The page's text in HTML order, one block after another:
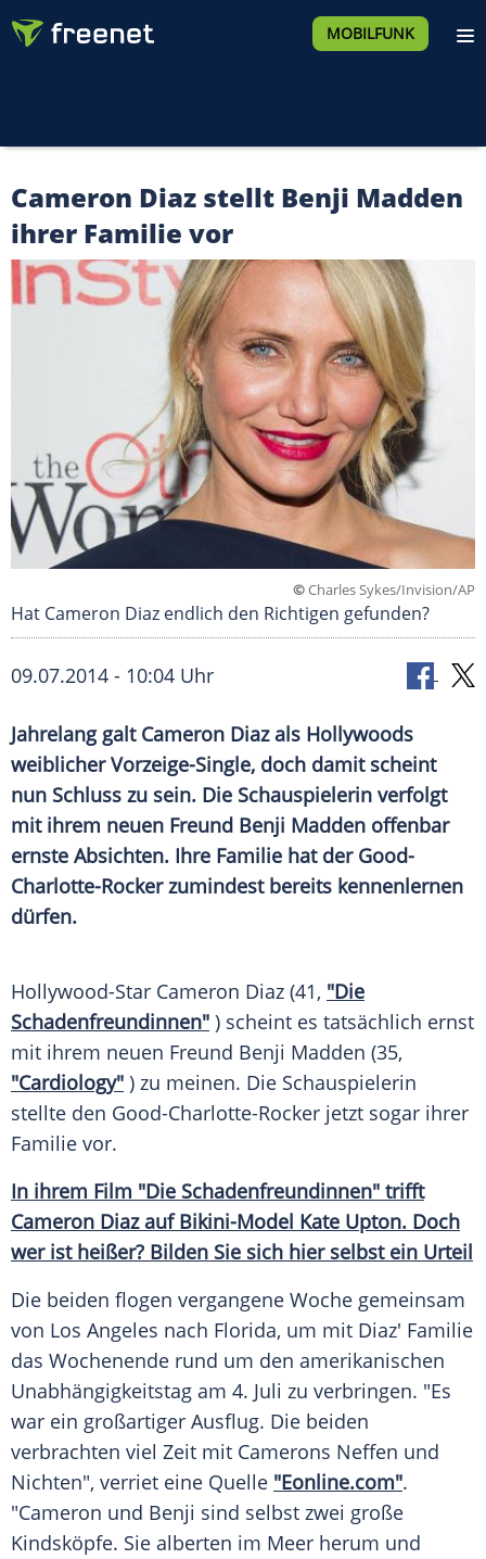
MOBILFUNK
Cameron Diaz stellt Benji Madden
ihrer Familie vor
©Charles Sykes/Invision/AP
Hat Cameron Diaz endlich den Richtigen gefunden?
09.07.2014 - 10:04 Uhr
Jahrelang galt Cameron Diaz als Hollywoods
weiblicher Vorzeige-Single, doch damit scheint
nun Schluss zu sein. Die Schauspielerin verfolgt
mit ihrem neuen Freund Benji Madden offenbar
ernste Absichten. Ihre Familie hat der Good-
Charlotte-Rocker zumindest bereits kennenlernen
dürfen.
Hollywood-Star Cameron Diaz (41, "Die
Schadenfreundinnen" ) scheint es tatsächlich ernst
mit ihrem neuen Freund Benji Madden (35,
"Cardiology" ) zu meinen. Die Schauspielerin
stellte den Good-Charlotte-Rocker jetzt sogar ihrer
Familie vor.
In ihrem Film "Die Schadenfreundinnen" trifft
Cameron Diazauf Bikini-Model Kate Upton. Doch
wer ist heißer? Bilden Sie sich hier selbst ein Urteil
Die beiden flogen vergangene Woche gemeinsam
von Los Angeles nach Florida, um mit Diaz' Familie
das Wochenende rund um den amerikanischen
Unabhängigkeitstag am 4. Juli zu verbringen. "Es
war ein großartiger Ausflug. Die beiden
verbrachten viel Zeit mit Camerons Neffen und
Nichten", verriet eine Quelle "Eonline.com".
"Cameron und Benji sind selbst zwei große
Kindsköpfe. Sie alberten im Meer herum und